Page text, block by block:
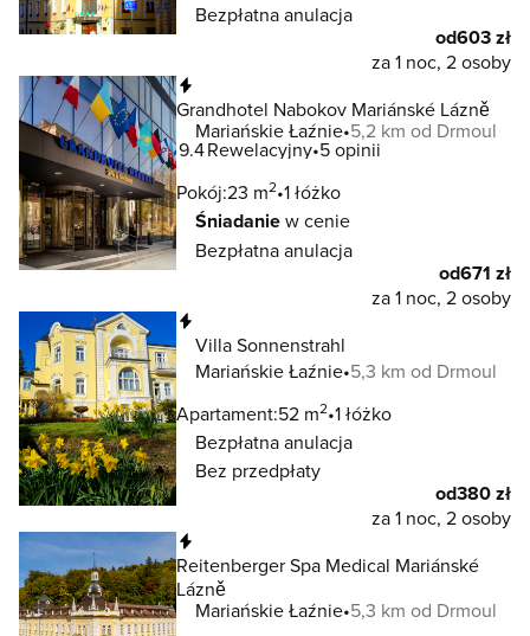
Bezpłatna anulacja
od603 zł
za 1 noc, 2 osoby
Grandhotel Nabokov Mariánské Lázně
Mariańskie Łaźnie 5,2 km od Drmoul
9.4Rewelacyjny 5 opinii
Pokój:23 m2 1 łóżko
Śniadaniew cenie
Bezpłatna anulacja
od671 zł
za 1 noc, 2 osoby
Villa Sonnenstrahl
Mariańskie Łaźnie 5,3 km od Drmoul
Apartament:52 m2 1 łóżko
Bezpłatna anulacja
Bez przedpłaty
od380 zł
za 1 noc, 2 osoby
Reitenberger Spa Medical Mariánské
Lázně
Mariańskie Łaźnie 5,3 km od Drmoul